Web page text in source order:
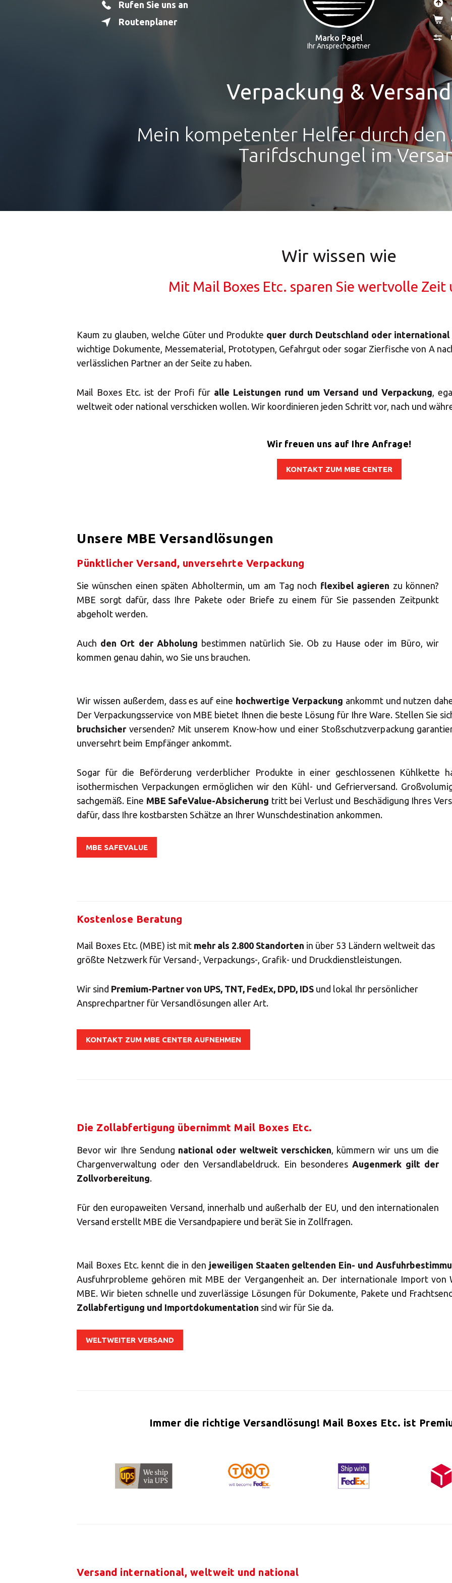
Rufen Sie uns an
Routenplaner
Marko Pagel
Ihr Ansprechpartner
Verpackung & Versand
Immer die richtige
Vertrauenswürdige Lösungen für den
was passiert
Mein kompetenter Helfer durch den
Tarifdschungel im
Transport von einfachen bis
Gegenständen
MBE kümmert sich von A bis Z um
Immer die richtige
Vertrauenswürdige Lösungen für den
was passiert
Transport von einfachen bis
Gegenständen
Kein Weg zu weit, kein Auftrag
Wir wissen wie
Mit Mail Boxes Etc. sparen Sie wertvolle Zeit
Kaum zu glauben, welche Güter und Produkte quer durch Deutschland oder international
wichtige Dokumente, Messematerial, Prototypen, Gefahrgut oder sogar Zierfische von A
verlässlichen Partner an der Seite zu haben.
Mail Boxes Etc. ist der Profi für alle Leistungen rund um Versand und Verpackung ,
weltweit oder national verschicken wollen. Wir koordinieren jeden Schritt vor, nach und
Wir freuen uns auf Ihre Anfrage!
KONTAKT ZUM MBE CENTER
Unsere MBE Versandlösungen
Pünktlicher Versand, unversehrte Verpackung
Sie wünschen einen späten Abholtermin, um am Tag noch flexibel agieren zu können?
MBE sorgt dafür, dass Ihre Pakete oder Briefe zu einem für Sie passenden Zeitpunkt
abgeholt werden.
Auch den Ort der Abholung bestimmen natürlich Sie. Ob zu Hause oder im Büro, wir
kommen genau dahin, wo Sie uns brauchen.
Wir wissen außerdem, dass es auf eine hochwertige Verpackung ankommt und nutzen
Der Verpackungsservice von MBE bietet Ihnen die beste Lösung für Ihre Ware. Stellen Sie
bruchsicherversenden? Mit unserem Know-how und einer Stoßschutzverpackung
unversehrt beim Empfänger ankommt.
Sogar für die Beförderung verderblicher Produkte in einer geschlossenen Kühlkette
isothermischen Verpackungen ermöglichen wir den Kühl- und Gefrierversand.
sachgemäß. Eine MBE SafeValue-Absicherung tritt bei Verlust und Beschädigung Ihres
dafür, dass Ihre kostbarsten Schätze an Ihrer Wunschdestination ankommen.
MBE SAFEVALUE
Kostenlose Beratung
Mail Boxes Etc. (MBE) ist mit mehr als 2.800 Standorten in über 53 Ländern weltweit das
größte Netzwerk für Versand-, Verpackungs-, Grafik- und Druckdienstleistungen.
Wir sind Premium-Partner von UPS, TNT, FedEx, DPD, IDS und lokal Ihr persönlicher
Ansprechpartner für Versandlösungen aller Art.
KONTAKT ZUM MBE CENTER AUFNEHMEN
Die Zollabfertigung übernimmt Mail Boxes Etc.
Bevor wir Ihre Sendung national oder weltweit verschicken , kümmern wir uns um die
Chargenverwaltung oder den Versandlabeldruck. Ein besonderes Augenmerk gilt der
Zollvorbereitung.
Für den europaweiten Versand, innerhalb und außerhalb der EU, und den internationalen
Versand erstellt MBE die Versandpapiere und berät Sie in Zollfragen.
Mail Boxes Etc. kennt die in den jeweiligen Staaten geltenden Ein- und
Ausfuhrprobleme gehören mit MBE der Vergangenheit an. Der internationale Import von
MBE. Wir bieten schnelle und zuverlässige Lösungen für Dokumente, Pakete und
Zollabfertigung und Importdokumentation sind wir für Sie da.
WELTWEITER VERSAND
Immer die richtige Versandlösung! Mail Boxes Etc. ist
Versand international, weltweit und national
Land auswählen
Präsenz MBE
Wählen Sie Ihr MBE
SUCHEN
Benötigen Sie eine Alternative?
Öffnungszeiten
Samstag
-
Sonntag